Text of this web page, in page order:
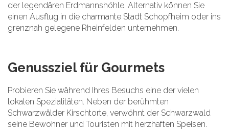
der legendären Erdmannshöhle. Alternativ können Sie
einen Ausflug in die charmante Stadt Schopfheim oder ins
grenznah gelegene Rheinfelden unternehmen.
Genussziel für Gourmets
Probieren Sie während Ihres Besuchs eine der vielen
lokalen Spezialitäten. Neben der berühmten
Schwarzwälder Kirschtorte, verwöhnt der Schwarzwald
seine Bewohner und Touristen mit herzhaften Speisen.